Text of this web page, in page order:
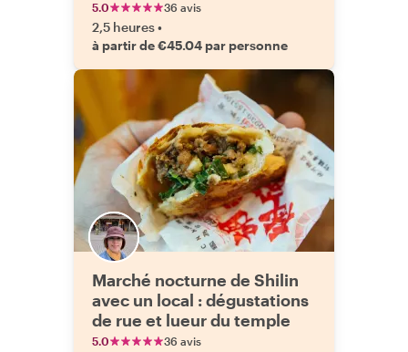
5.0 36 avis
2,5 heures•
à partir de €45.04 par personne
Marché nocturne de Shilin
avec un local : dégustations
de rue et lueur du temple
5.0 36 avis